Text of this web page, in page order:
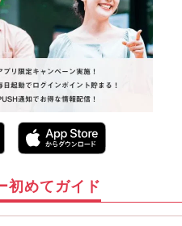
初めてガイド